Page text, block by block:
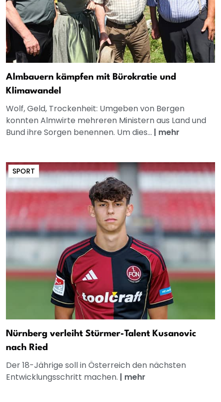
Almbauern kämpfen mit Bürokratie und
Klimawandel
Wolf, Geld, Trockenheit: Umgeben von Bergen
konnten Almwirte mehreren Ministern aus Land und
Bund ihre Sorgen benennen. Um dies... | mehr
SPORT
Nürnberg verleiht Stürmer-Talent Kusanovic
nach Ried
Der 18-Jährige soll in Österreich den nächsten
Entwicklungsschritt machen. | mehr